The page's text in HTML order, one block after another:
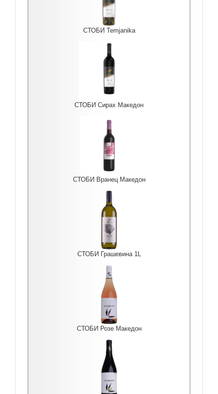
СТОБИ Temjanika
СТОБИ Сирах Македон
СТОБИ Вранец Македон
СТОБИ Грашевина 1L
СТОБИ Розе Македон